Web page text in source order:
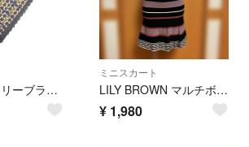
Lily Brown リリーブラウン レース チェック Aライン 台形 スカート size1/紺 ■■ レディース
ミニスカート
LILY BROWN マルチボーダー ストライプ フレアスカート ミニ丈
¥ 1,980